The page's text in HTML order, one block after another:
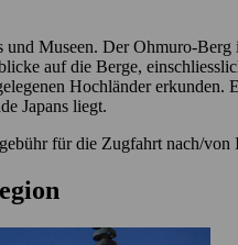
Museen. Der Ohmuro-
auf die Berge,
Hochländer
Japans liegt.
für die Zugfahrt nach/